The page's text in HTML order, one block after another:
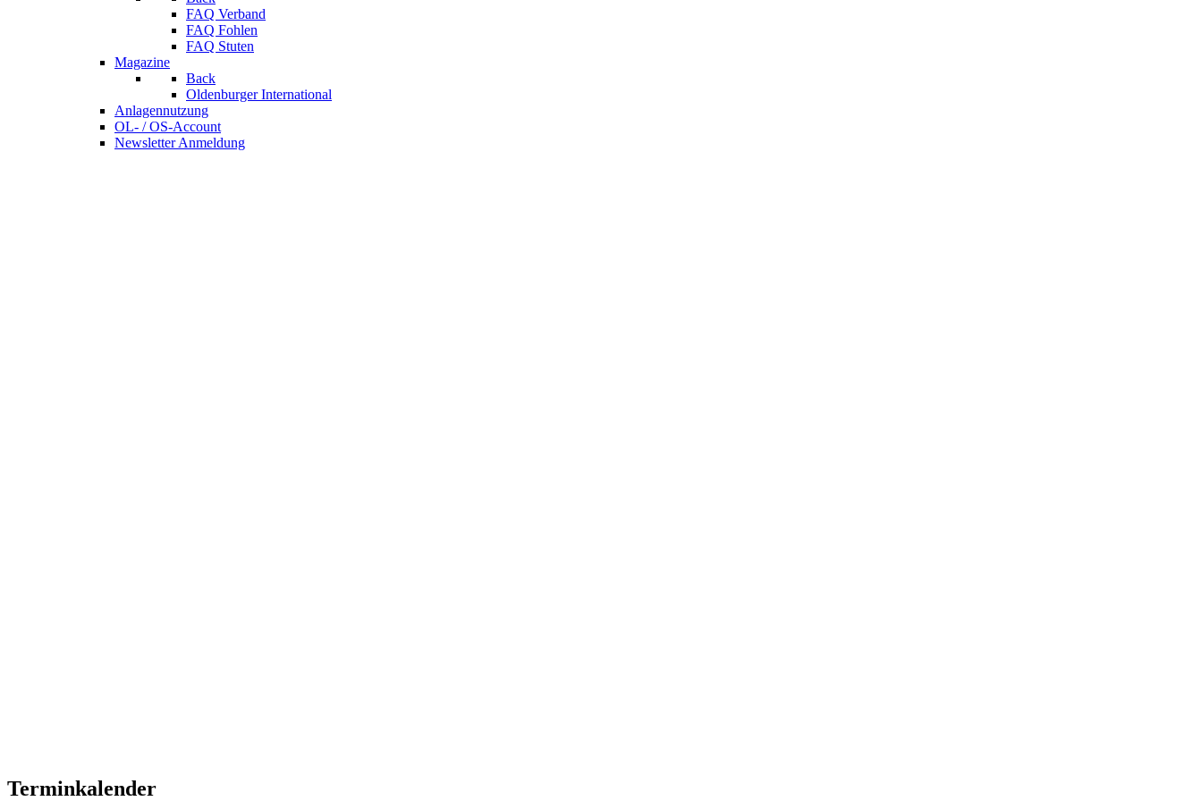
FAQ Verband
FAQ Fohlen
FAQ Stuten
Magazine
Back
Oldenburger International
Anlagennutzung
OL- / OS-Account
Newsletter Anmeldung
Terminkalender